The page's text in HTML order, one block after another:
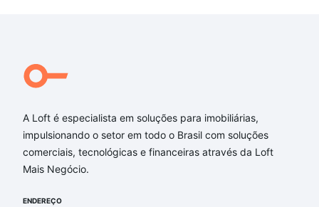
A Loft é especialista em soluções para imobiliárias,
impulsionando o setor em todo o Brasil com soluções
comerciais, tecnológicas e financeiras através da Loft
Mais Negócio.
ENDEREÇO